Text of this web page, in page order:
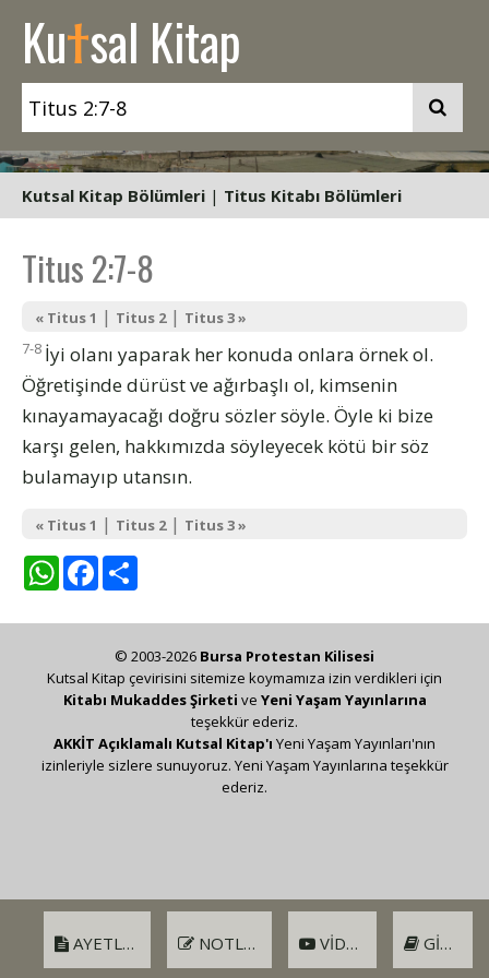
Kutsal Kitap
Kutsal Kitap Bölümleri | Titus Kitabı Bölümleri
Titus 2:7-8
« Titus 1 | Titus 2| Titus 3 »
7-8 İyi olanı yaparak her konuda onlara örnek ol.
Öğretişinde dürüst ve ağırbaşlı ol, kimsenin
kınayamayacağı doğru sözler söyle. Öyle ki bize
karşı gelen, hakkımızda söyleyecek kötü bir söz
bulamayıp utansın.
« Titus 1 | Titus 2| Titus 3 »
WhatsAppFacebook
AYETLER NOTLAR VIDEO GIRIŞ
© 2003-2026 Bursa Protestan Kilisesi
Kutsal Kitap çevirisini sitemize koymamıza izin verdikleri için
Kitabı Mukaddes Şirketi ve Yeni Yaşam Yayınlarına
teşekkür ederiz.
AKKİT Açıklamalı Kutsal Kitap'ı Yeni Yaşam Yayınları'nın
izinleriyle sizlere sunuyoruz. Yeni Yaşam Yayınlarına teşekkür
ederiz.